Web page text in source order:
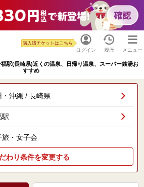
ログイン
購入済チケットはこちら
履歴 メニュー
駅(長崎県)近くの温泉、日帰り温泉、スーパー銭湯お
すすめ
・沖縄 / 長崎県
駅
旅・女子会
わり条件を変更する